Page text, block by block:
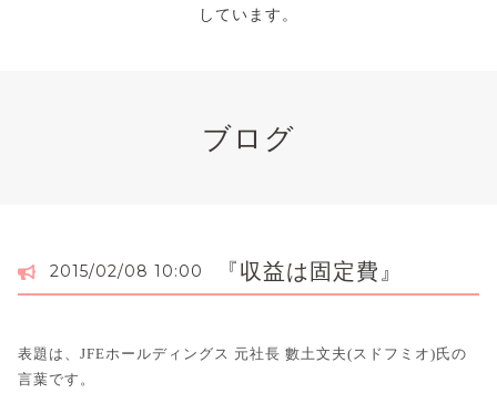
しています。
ブログ
2015/02/08 10:00 『収益は固定費』
表題は、JFEホールディングス 元社長 數土文夫(スドフミオ)氏の
言葉です。